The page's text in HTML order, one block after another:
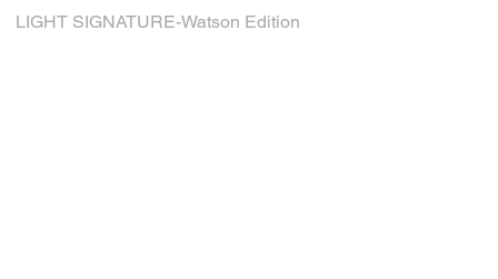
LIGHT SIGNATURE-Watson Edition